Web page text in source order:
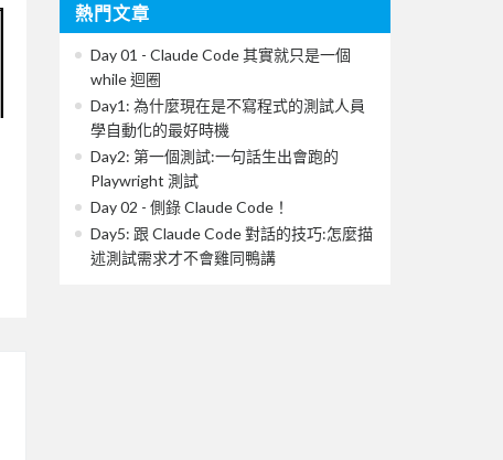
熱門文章
Day 01 - Claude Code 其實就只是一個
while 迴圈
Day1: 為什麼現在是不寫程式的測試人員
學自動化的最好時機
Day2: 第一個測試:一句話生出會跑的
Playwright 測試
Day 02 - 側錄 Claude Code！
Day5: 跟 Claude Code 對話的技巧:怎麼描
述測試需求才不會雞同鴨講